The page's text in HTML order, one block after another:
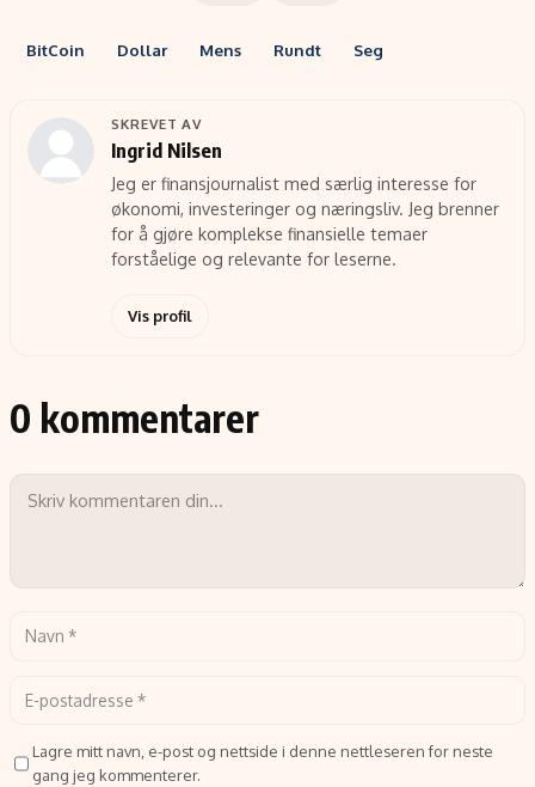
BitCoin Dollar Mens Rundt Seg
SKREVET AV
Ingrid Nilsen
Jeg er finansjournalist med særlig interesse for
økonomi, investeringer og næringsliv. Jeg brenner
for å gjøre komplekse finansielle temaer
forståelige og relevante for leserne.
Vis profil
0 kommentarer
Lagre mitt navn, e-post og nettside i denne nettleseren for neste
gang jeg kommenterer.